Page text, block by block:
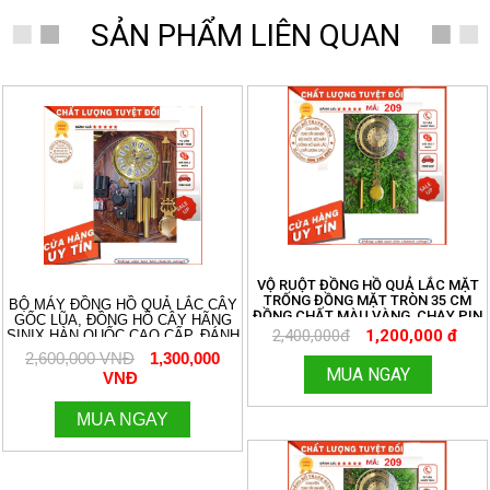
SẢN PHẨM LIÊN QUAN
- 50%
BỘ MÁY ĐỒNG HỒ QUẢ LẮC CÂY
GỐC LŨA, ĐỒNG HỒ CÂY HÃNG
SINIX HÀN QUỐC CAO CẤP, ĐÁNH
3 BẢN NHẠC CHUÔNG CỔ ĐIỂN
AVEMARIA, WESTMINTER, ĐIỂM
CHUÔNG. ÂM THANH DU DƯƠNG
CM. 096.188.2921
2,600,000 VNĐ
1,300,000
VNĐ
MUA NGAY
VỘ RUỘT ĐỒNG HỒ QUẢ LẮC MẶT
TRỐNG ĐỒNG MẶT TRÒN 35 CM
ĐỒNG CHẤT MÀU VÀNG, CHẠY PIN
TIỂU ĐƠN GIẢN. MIỄN SHIP TOÀN
QUỐC. ĐỒNG HỒ THANH HÙNG.
2,400,000đ 1,200,000 đ
MUA NGAY